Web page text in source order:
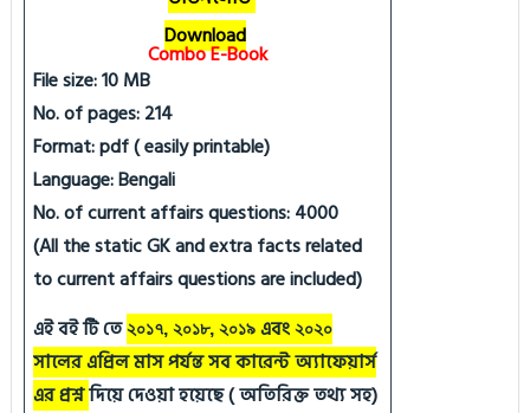
Download
Combo E-Book
File size: 10 MB
No. of pages: 214
Format: pdf ( easily printable)
Language: Bengali
No. of current affairs questions: 4000
(All the static GK and extra facts related
to current affairs questions are included)
এই বই টি তে ২০১৭, ২০১৮, ২০১৯ এবং২০২০
সালের এপ্রিল মাস পর্যন্ত সব কারেন্ট অ্যাফেয়ার্স
এর প্রশ্নদিয়ে দেওয়া হয়েছে ( অতিরিক্ত তথ্য সহ)